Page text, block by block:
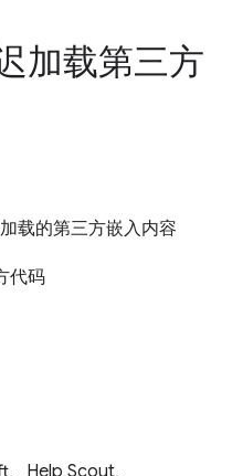
加载第三方
载的第三方嵌入内容
代码
Help Scout、